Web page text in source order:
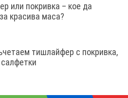
или покривка – кое да
красива маса?
тишлайфер с покривка,